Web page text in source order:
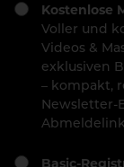
Kostenlose
Voller und
Videos &
exklusiven
– kompakt,
Newsletter-
Basic-